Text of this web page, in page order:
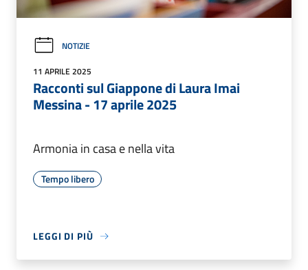
NOTIZIE
11 APRILE 2025
Racconti sul Giappone di Laura Imai
Messina - 17 aprile 2025
Armonia in casa e nella vita
Tempo libero
LEGGI DI PIÙ